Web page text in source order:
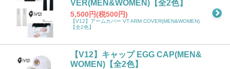
VER(MEN&WOMEN)【全2色】
5,500円(税500円)
【V12】アームカバー VT ARM COVER(MEN&WOMEN)
【全2色】
【V12】キャップ EGG CAP(MEN&
WOMEN)【全2色】